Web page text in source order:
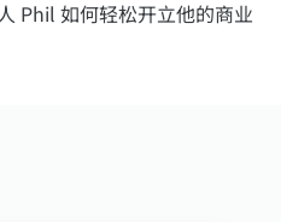
Phil 如何轻松开立他的商业